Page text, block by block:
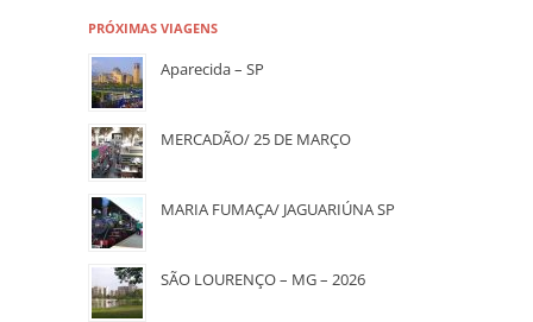
PRÓXIMAS VIAGENS
Aparecida – SP
MERCADÃO/ 25 DE MARÇO
MARIA FUMAÇA/ JAGUARIÚNA SP
SÃO LOURENÇO – MG – 2026